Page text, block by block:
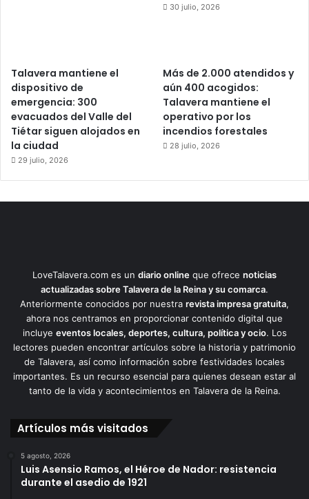
30 julio, 2026
Talavera mantiene el
dispositivo de
emergencia: 300
evacuados del Valle del
Tiétar siguen alojados en
la ciudad
29 julio, 2026
Más de 2.000 atendidos y
aún 400 acogidos:
Talavera mantiene el
operativo por los
incendios forestales
28 julio, 2026
LoveTalavera.com es un diario online que ofrece noticias
actualizadas sobre Talavera de la Reina y su comarca.
Anteriormente conocidos por nuestra revista impresa gratuita,
ahora nos centramos en proporcionar contenido digital que
incluye eventos locales, deportes, cultura, política y ocio. Los
lectores pueden encontrar artículos sobre la historia y patrimonio
de Talavera, así como información sobre festividades locales
importantes. Es un recurso esencial para quienes desean estar al
tanto de la vida y acontecimientos en Talavera de la Reina.
Artículos más visitados
5 agosto, 2026
Luis Asensio Ramos, el Héroe de Nador: resistencia
durante el asedio de 1921